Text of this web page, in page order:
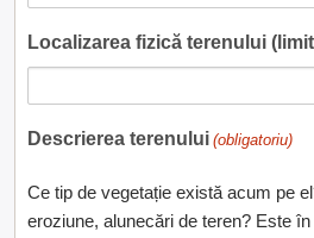
Localizarea fizică terenului
Descrierea terenului (obligatoriu)
Ce tip de vegetație există acum pe
eroziune, alunecări de teren? Este